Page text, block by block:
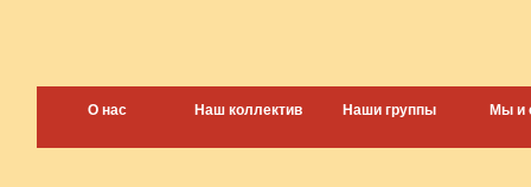
О нас Наш коллектив Наши группы Мы и